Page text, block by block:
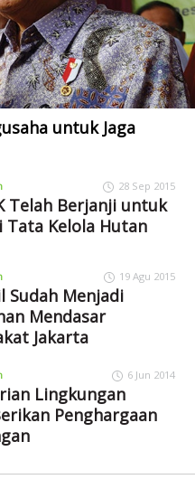
untuk Jaga
28 Sep 2015
Telah Berjanji untuk
Tata Kelola Hutan
19 Agu 2015
Sudah Menjadi
Mendasar
Jakarta
6 Jun 2014
Lingkungan
Penghargaan